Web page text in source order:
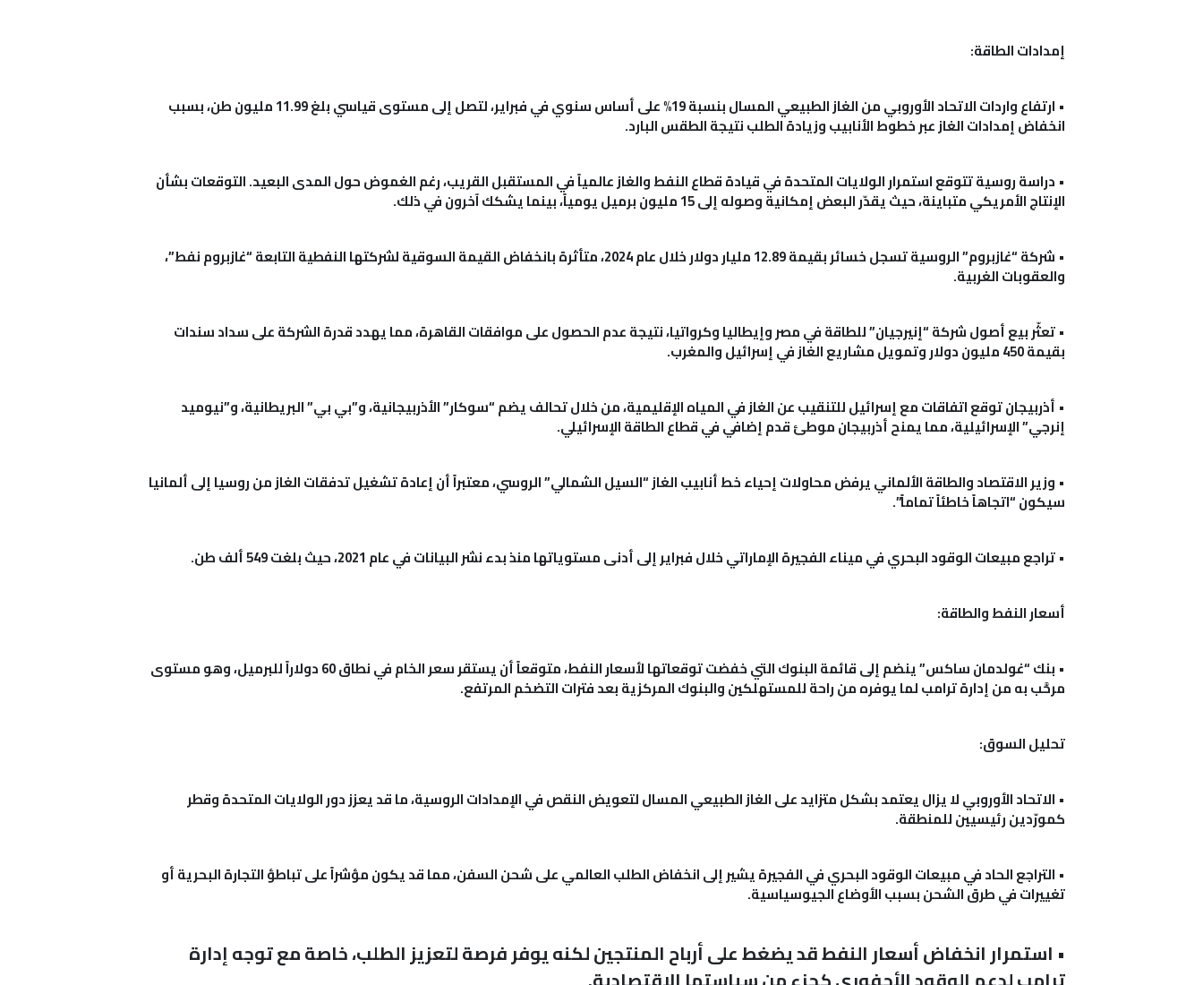
إمدادات الطاقة:
• ارتفاع واردات الاتحاد الأوروبي من الغاز الطبيعي المسال بنسبة 19% على أساس سنوي في فبراير، لتصل إلى مستوى قياسي بلغ 11.99 مليون طن، بسبب
انخفاض إمدادات الغاز عبر خطوط الأنابيب وزيادة الطلب نتيجة الطقس البارد.
• دراسة روسية تتوقع استمرار الولايات المتحدة في قيادة قطاع النفط والغاز عالمياً في المستقبل القريب، رغم الغموض حول المدى البعيد. التوقعات بشأن
الإنتاج الأمريكي متباينة، حيث يقدّر البعض إمكانية وصوله إلى 15 مليون برميل يومياً، بينما يشكك آخرون في ذلك.
• شركة “غازبروم” الروسية تسجل خسائر بقيمة 12.89 مليار دولار خلال عام 2024، متأثرة بانخفاض القيمة السوقية لشركتها النفطية التابعة “غازبروم نفط”،
والعقوبات الغربية.
•تعثّر بيع أصول شركة “إنيرجيان” للطاقة في مصر وإيطاليا وكرواتيا، نتيجة عدم الحصول على موافقات القاهرة، مما يهدد قدرة الشركة على سداد سندات
بقيمة 450 مليون دولار وتمويل مشاريع الغاز في إسرائيل والمغرب.
• أذربيجان توقع اتفاقات مع إسرائيل للتنقيب عن الغاز في المياه الإقليمية، من خلال تحالف يضم “سوكار” الأذربيجانية، و”بي بي” البريطانية، و”نيوميد
إنرجي” الإسرائيلية، مما يمنح أذربيجان موطئ قدم إضافي في قطاع الطاقة الإسرائيلي.
• وزير الاقتصاد والطاقة الألماني يرفض محاولات إحياء خط أنابيب الغاز “السيل الشمالي” الروسي، معتبراً أن إعادة تشغيل تدفقات الغاز من روسيا إلى ألمانيا
سيكون “اتجاهاً خاطئاً تماماً”.
•تراجع مبيعات الوقود البحري في ميناء الفجيرة الإماراتي خلال فبراير إلى أدنى مستوياتها منذ بدء نشر البيانات في عام 2021، حيث بلغت 549 ألف طن.
أسعار النفط والطاقة:
• بنك “غولدمان ساكس” ينضم إلى قائمة البنوك التي خفضت توقعاتها لأسعار النفط، متوقعاً أن يستقر سعر الخام في نطاق 60 دولاراً للبرميل، وهو مستوى
مرحَّب به من إدارة ترامب لما يوفره من راحة للمستهلكين والبنوك المركزية بعد فترات التضخم المرتفع.
تحليل السوق:
• الاتحاد الأوروبي لا يزال يعتمد بشكل متزايد على الغاز الطبيعي المسال لتعويض النقص في الإمدادات الروسية، ما قد يعزز دور الولايات المتحدة وقطر
كمورّدين رئيسيين للمنطقة.
• التراجع الحاد في مبيعات الوقود البحري في الفجيرة يشير إلى انخفاض الطلب العالمي على شحن السفن، مما قد يكون مؤشراً على تباطؤ التجارة البحرية أو
تغييرات في طرق الشحن بسبب الأوضاع الجيوسياسية.
• استمرار انخفاض أسعار النفط قد يضغط على أرباح المنتجين لكنه يوفر فرصة لتعزيز الطلب، خاصة مع توجه إدارة